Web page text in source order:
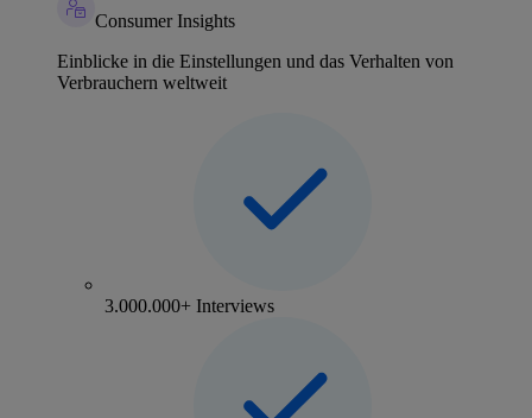
Consumer Insights
Einblicke in die Einstellungen und das Verhalten von
Verbrauchern weltweit
3.000.000+ Interviews